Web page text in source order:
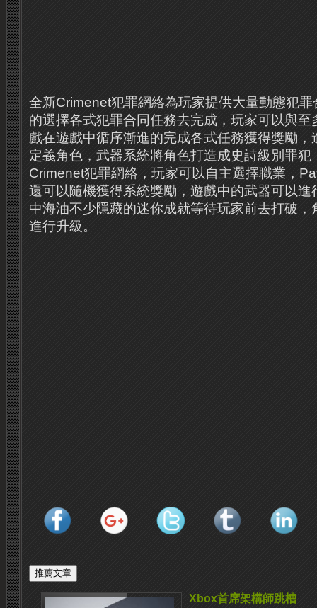
全新Crimenet犯罪網絡為玩家提供大量動態犯
的選擇各式犯罪合同任務去完成，玩家可以與
戲在遊戲中循序漸進的完成各式任務獲得獎勵
定義角色，武器系統將角色打造成史詩級別罪犯
Crimenet犯罪網絡，玩家可以自主選擇職業，
還可以隨機獲得系統獎勵，遊戲中的武器可以進
中海油不少隱藏的迷你成就等待玩家前去打破
進行升級。
Xbox首席架構師跳槽